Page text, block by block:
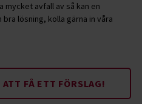
mycket avfall av så kan en
lösning, kolla gärna in våra
FÅ ETT FÖRSLAG!